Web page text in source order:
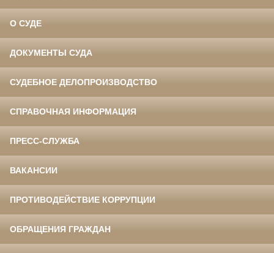
О СУДЕ
ДОКУМЕНТЫ СУДА
СУДЕБНОЕ ДЕЛОПРОИЗВОДСТВО
СПРАВОЧНАЯ ИНФОРМАЦИЯ
ПРЕСС-СЛУЖБА
ВАКАНСИИ
ПРОТИВОДЕЙСТВИЕ КОРРУПЦИИ
ОБРАЩЕНИЯ ГРАЖДАН